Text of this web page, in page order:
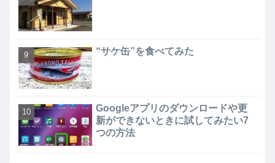
“サケ缶”を食べてみた
Googleアプリのダウンロードや更
新ができないときに試してみたい7
つの方法